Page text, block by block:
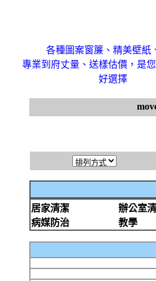
各種圖案窗簾、精美壁紙
專業到府丈量、送樣估價，是
好選擇
居家清潔
辦公室
病媒防治
教學